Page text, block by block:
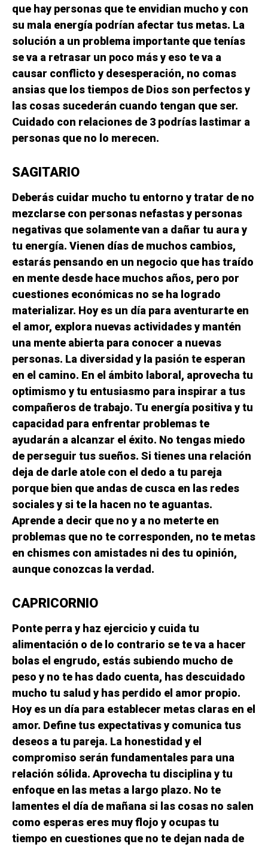
que hay personas que te envidian mucho y con
su mala energía podrían afectar tus metas. La
solución a un problema importante que tenías
se va a retrasar un poco más y eso te va a
causar conflicto y desesperación, no comas
ansias que los tiempos de Dios son perfectos y
las cosas sucederán cuando tengan que ser.
Cuidado con relaciones de 3 podrías lastimar a
personas que no lo merecen.
SAGITARIO
Deberás cuidar mucho tu entorno y tratar de no
mezclarse con personas nefastas y personas
negativas que solamente van a dañar tu aura y
tu energía. Vienen días de muchos cambios,
estarás pensando en un negocio que has traído
en mente desde hace muchos años, pero por
cuestiones económicas no se ha logrado
materializar. Hoy es un día para aventurarte en
el amor, explora nuevas actividades y mantén
una mente abierta para conocer a nuevas
personas. La diversidad y la pasión te esperan
en el camino. En el ámbito laboral, aprovecha tu
optimismo y tu entusiasmo para inspirar a tus
compañeros de trabajo. Tu energía positiva y tu
capacidad para enfrentar problemas te
ayudarán a alcanzar el éxito. No tengas miedo
de perseguir tus sueños. Si tienes una relación
deja de darle atole con el dedo a tu pareja
porque bien que andas de cusca en las redes
sociales y si te la hacen no te aguantas.
Aprende a decir que no y a no meterte en
problemas que no te corresponden, no te metas
en chismes con amistades ni des tu opinión,
aunque conozcas la verdad.
CAPRICORNIO
Ponte perra y haz ejercicio y cuida tu
alimentación o de lo contrario se te va a hacer
bolas el engrudo, estás subiendo mucho de
peso y no te has dado cuenta, has descuidado
mucho tu salud y has perdido el amor propio.
Hoy es un día para establecer metas claras en el
amor. Define tus expectativas y comunica tus
deseos a tu pareja. La honestidad y el
compromiso serán fundamentales para una
relación sólida. Aprovecha tu disciplina y tu
enfoque en las metas a largo plazo. No te
lamentes el día de mañana si las cosas no salen
como esperas eres muy flojo y ocupas tu
tiempo en cuestiones que no te dejan nada de